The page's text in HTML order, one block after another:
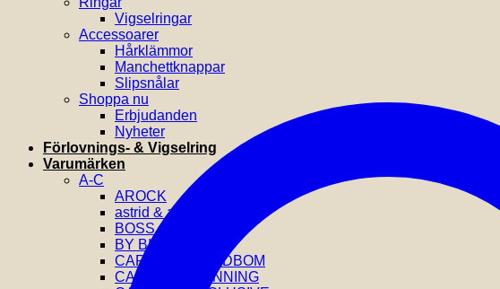
Vigselringar
Accessoarer
Hårklämmor
Manchettknappar
Slipsnålar
Shoppa nu
Erbjudanden
Nyheter
Förlovnings- & Vigselring
Varumärken
A-C
AROCK
astrid & agnes
BOSS
BY BILLGREN
CAROLINE SVEDBOM
CAROLINA GYNNING